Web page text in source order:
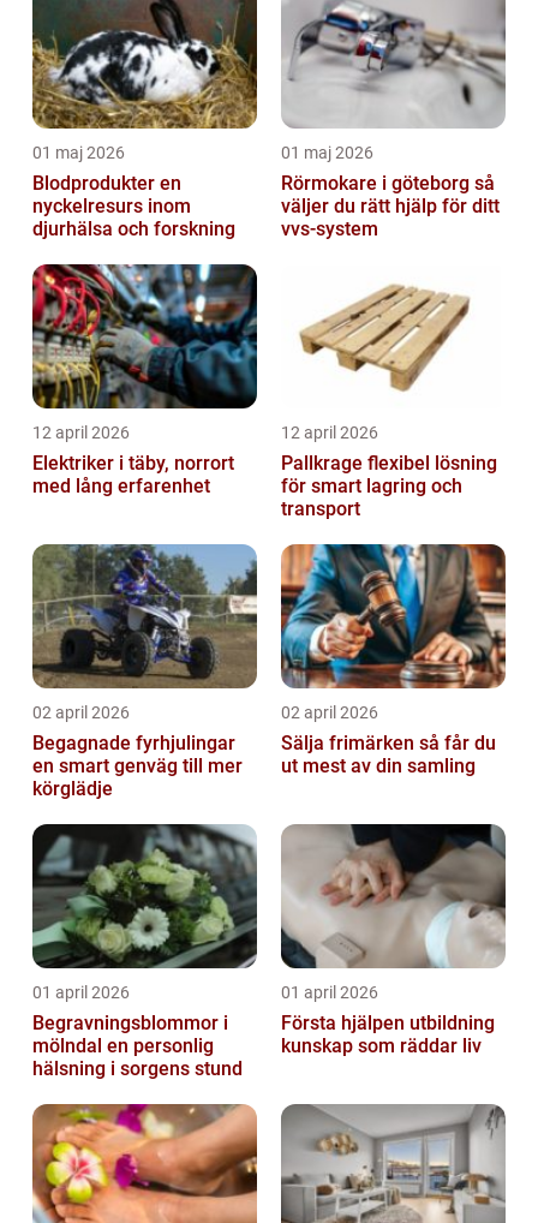
01 maj 2026
Blodprodukter en
nyckelresurs inom
djurhälsa och forskning
01 maj 2026
Rörmokare i göteborg så
väljer du rätt hjälp för ditt
vvs-system
12 april 2026
Elektriker i täby, norrort
med lång erfarenhet
12 april 2026
Pallkrage flexibel lösning
för smart lagring och
transport
02 april 2026
Begagnade fyrhjulingar
en smart genväg till mer
körglädje
02 april 2026
Sälja frimärken så får du
ut mest av din samling
01 april 2026
Begravningsblommor i
mölndal en personlig
hälsning i sorgens stund
01 april 2026
Första hjälpen utbildning
kunskap som räddar liv